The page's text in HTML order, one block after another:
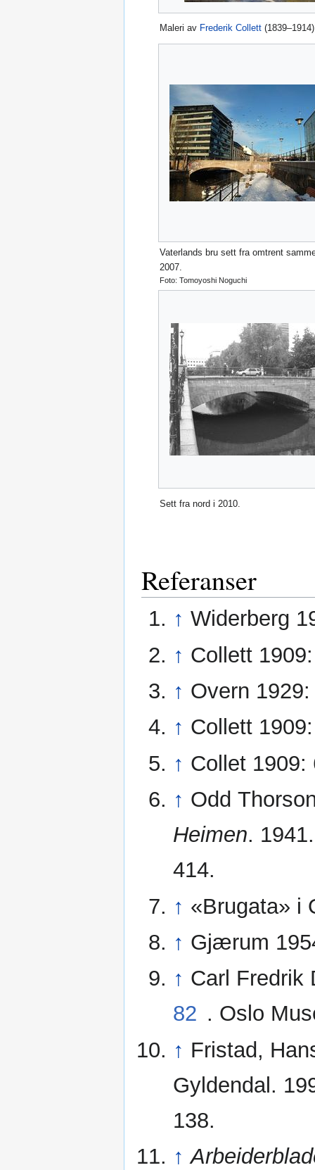
Maleri av Frederik Collett
Vaterlands bru sett fra omtrent
2007.
Foto: Tomoyoshi Noguchi
Sett fra nord i 2010.
Referanser
↑ Widerberg
↑ Collett
↑ Overn
↑ Collett
↑ Collet 1909:
↑ Odd
Heimen.
414.
↑ «Brugata» i
↑ Gjærum
↑ Carl Fredrik
82 . Oslo
↑ Fristad,
Gyldendal.
138.
↑